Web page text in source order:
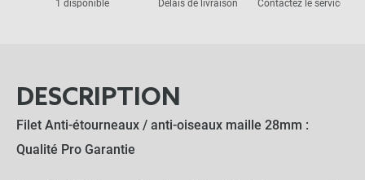
1 disponible Délais de livraison Contactez le service
DESCRIPTION
Filet Anti-étourneaux / anti-oiseaux maille 28mm :
Qualité Pro Garantie